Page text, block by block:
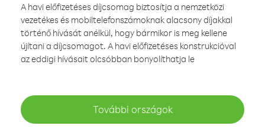
A havi előfizetéses díjcsomag biztosítja a nemzetközi
vezetékes és mobiltelefonszámoknak alacsony díjakkal
történő hívását anélkül, hogy bármikor is meg kellene
újítani a díjcsomagot. A havi előfizetéses konstrukcióval
az eddigi hívásait olcsóbban bonyolíthatja le
További országok